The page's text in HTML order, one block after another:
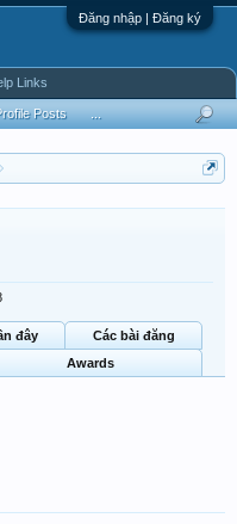
Đăng nhập | Đăng ký
đây
Các bài đăng
Awards
Posts
Links